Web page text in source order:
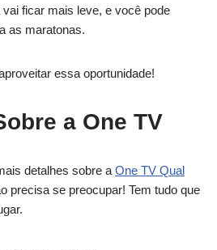
vai ficar mais leve, e você pode
as maratonas.
essa oportunidade!
a One TV
detalhes sobre a One TV Qual
precisa se preocupar! Tem tudo que